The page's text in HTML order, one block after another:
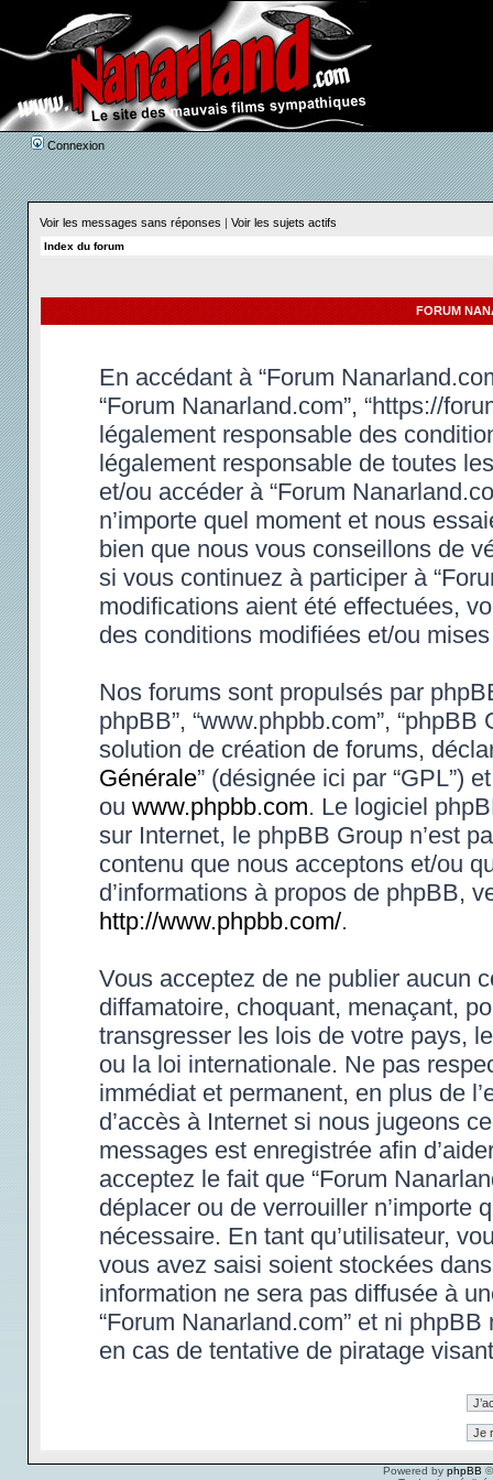
Connexion
Voir les messages sans réponses | Voir les sujets actifs
Index du forum
FORUM
En accédant à “Forum
“Forum Nanarland.com”, “https://
légalement responsable des
légalement responsable de toutes
et/ou accéder à “Forum
n’importe quel moment et nous
bien que nous vous conseillons de
si vous continuez à participer à
modifications aient été effectuées,
des conditions modifiées et/ou
Nos forums sont propulsés par
phpBB”, “www.phpbb.com”,
solution de création de forums,
Générale” (désignée ici par “GPL”)
ou www.phpbb.com. Le logiciel
sur Internet, le phpBB Group n’est
contenu que nous acceptons et/ou
d’informations à propos de phpBB,
http://www.phpbb.com/.
Vous acceptez de ne publier aucun
diffamatoire, choquant, menaçant,
transgresser les lois de votre pays,
ou la loi internationale. Ne pas
immédiat et permanent, en plus de
d’accès à Internet si nous jugeons
messages est enregistrée afin
acceptez le fait que “Forum
déplacer ou de verrouiller n’importe
nécessaire. En tant qu’utilisateur,
vous avez saisi soient stockées
information ne sera pas diffusée à
“Forum Nanarland.com” et ni
en cas de tentative de piratage
Powered by phpBB